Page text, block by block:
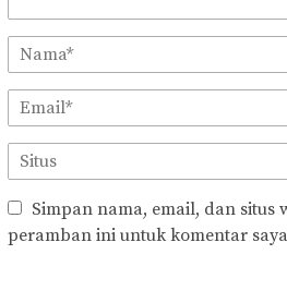
Simpan nama, email, dan situs
peramban ini untuk komentar